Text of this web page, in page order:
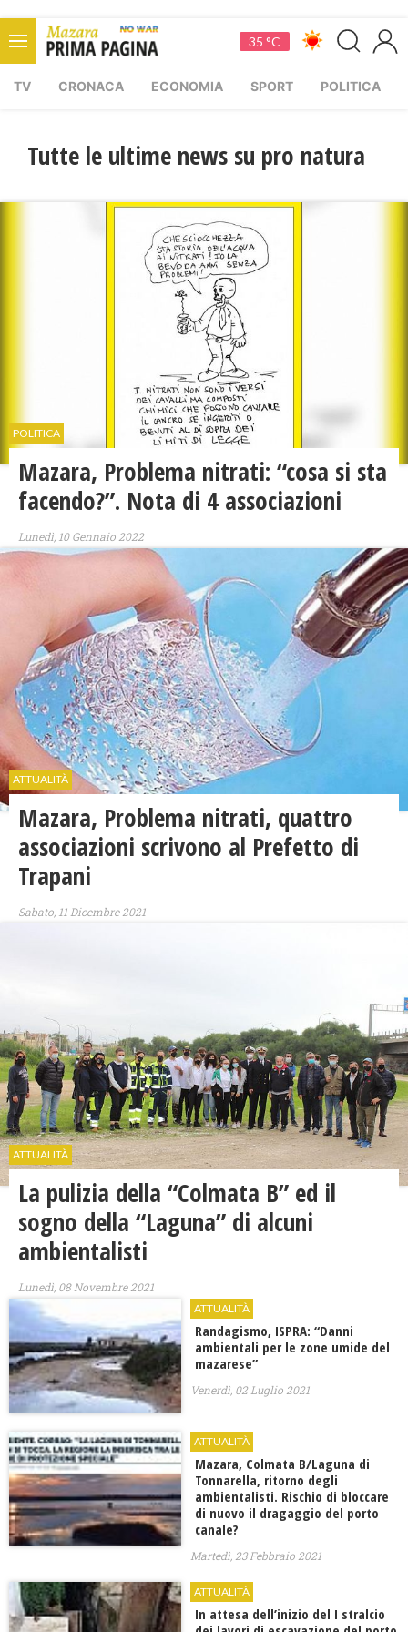
35 °C
TV CRONACA ECONOMIA SPORT POLITICA
Tutte le ultime news su pro natura
POLITICA
Mazara, Problema nitrati: “cosa si sta
facendo?”. Nota di 4 associazioni
Lunedì, 10 Gennaio 2022
ATTUALITÀ
Mazara, Problema nitrati, quattro
associazioni scrivono al Prefetto di
Trapani
Sabato, 11 Dicembre 2021
ATTUALITÀ
La pulizia della “Colmata B” ed il
sogno della “Laguna” di alcuni
ambientalisti
Lunedì, 08 Novembre 2021
ATTUALITÀ
Randagismo, ISPRA: “Danni
ambientali per le zone umide del
mazarese”
Venerdì, 02 Luglio 2021
ATTUALITÀ
Mazara, Colmata B/Laguna di
Tonnarella, ritorno degli
ambientalisti. Rischio di bloccare
di nuovo il dragaggio del porto
canale?
Martedì, 23 Febbraio 2021
ATTUALITÀ
In attesa dell’inizio del I stralcio